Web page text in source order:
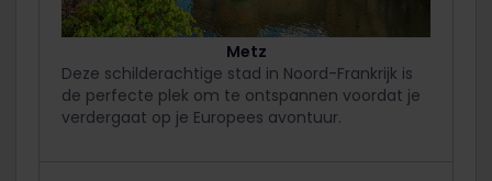
Metz
Deze schilderachtige stad in Noord-Frankrijk is
de perfecte plek om te ontspannen voordat je
verdergaat op je Europees avontuur.